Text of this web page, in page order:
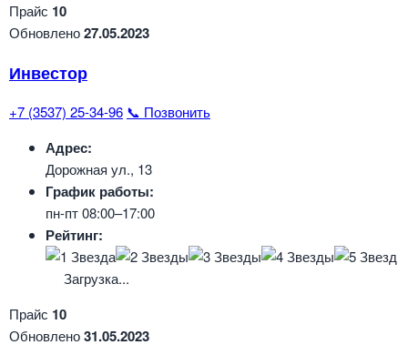
Прайс 10
Обновлено27.05.2023
Инвестор
+7 (3537) 25-34-96 📞 Позвонить
Адрес:
Дорожная ул., 13
График работы:
пн-пт 08:00–17:00
Рейтинг:
Загрузка...
Прайс 10
Обновлено31.05.2023